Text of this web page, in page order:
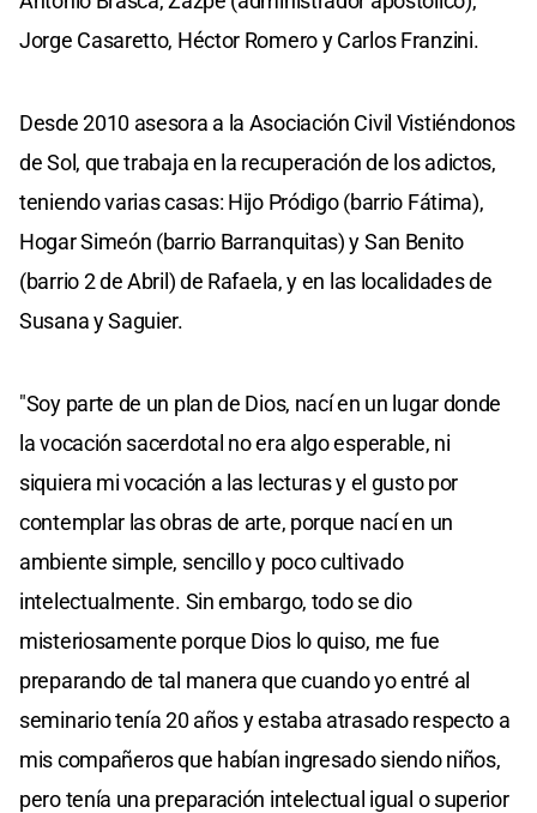
Jorge Casaretto, Héctor Romero y Carlos Franzini.
Desde 2010 asesora a la Asociación Civil Vistiéndonos
de Sol, que trabaja en la recuperación de los adictos,
teniendo varias casas: Hijo Pródigo (barrio Fátima),
Hogar Simeón (barrio Barranquitas) y San Benito
(barrio 2 de Abril) de Rafaela, y en las localidades de
Susana y Saguier.
"Soy parte de un plan de Dios, nací en un lugar donde
la vocación sacerdotal no era algo esperable, ni
siquiera mi vocación a las lecturas y el gusto por
contemplar las obras de arte, porque nací en un
ambiente simple, sencillo y poco cultivado
intelectualmente. Sin embargo, todo se dio
misteriosamente porque Dios lo quiso, me fue
preparando de tal manera que cuando yo entré al
seminario tenía 20 años y estaba atrasado respecto a
mis compañeros que habían ingresado siendo niños,
pero tenía una preparación intelectual igual o superior